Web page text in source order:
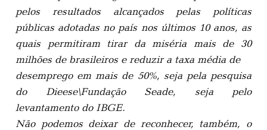
pelos resultados alcançados pelas políticas
públicas adotadas no país nos últimos 10 anos, as
quais permitiram tirar da miséria mais de 30
milhões de brasileiros e reduzir a taxa média de
desemprego em mais de 50%, seja pela pesquisa
do Dieese\Fundação Seade, seja pelo
levantamento do IBGE.
Não podemos deixar de reconhecer, também, o